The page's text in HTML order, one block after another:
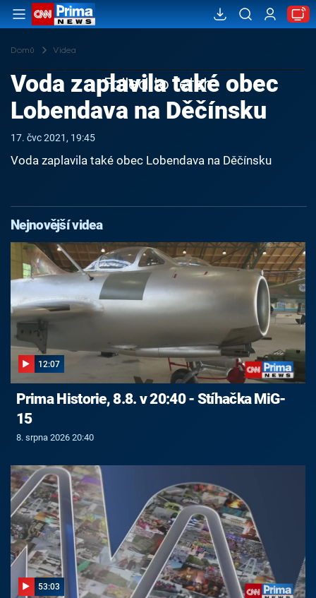
Domů Videa
Failed to fetch
Voda zaplavila také obec
Lobendava na Děčínsku
17. čvc 2021, 19:45
Voda zaplavila také obec Lobendava na Děčínsku
Nejnovější videa
12:07
Prima Historie, 8.8. v 20:40 - Stíhačka MiG-
15
8. srpna 2026 20:40
53:03